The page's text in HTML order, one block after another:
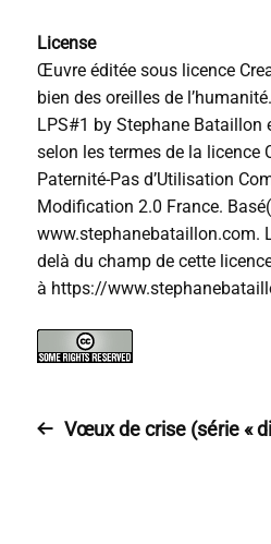
d
i
o
License
Œuvre éditée sous licence
bien des oreilles de l’humanité.
LPS#1 by Stephane Bataillon
selon les termes de la licence
Paternité-Pas d’Utilisation
Modification 2.0 France.
www.stephanebataillon.com.
delà du champ de cette
à https://
Vœux de crise (série «